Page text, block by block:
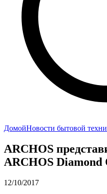
ДомойНовости бытовой
ARCHOS
ARCHOS Diamond
12/10/2017